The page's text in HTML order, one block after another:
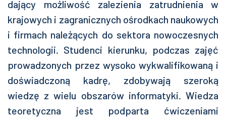
dający możliwość zalezienia zatrudnienia w
krajowych i zagranicznych ośrodkach naukowych
i firmach należących do sektora nowoczesnych
technologii. Studenci kierunku, podczas zajęć
prowadzonych przez wysoko wykwalifikowaną i
doświadczoną kadrę, zdobywają szeroką
wiedzę z wielu obszarów informatyki. Wiedza
teoretyczna jest podparta ćwiczeniami